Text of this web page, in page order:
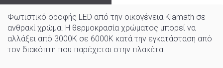
Φωτιστικό οροφής LED από την οικογένεια Klamath σε
ανθρακί χρώμα. Η θερμοκρασία χρώματος μπορεί να
αλλάξει από 3000K σε 6000K κατά την εγκατάσταση από
τον διακόπτη που παρέχεται στην πλακέτα.